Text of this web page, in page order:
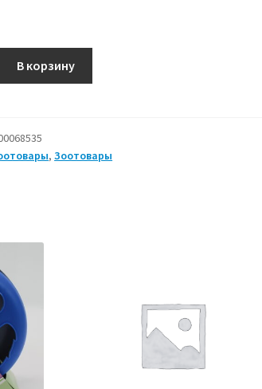
В корзину
,Зоотовары